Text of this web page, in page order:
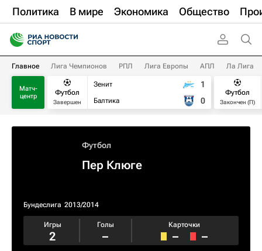
Политика В мире Экономика Общество
Главное Лига Чемпионов РПЛ Лига Европы АПЛ Ла Лига
Матч-
центр
Футбол
Завершен
Зенит
Балтика
1
0
Футбол
Закончен (П)
Футбол
Пер Клюге
Бундеслига 2013/2014
Игры
2
Голы
–
Карточки
– –